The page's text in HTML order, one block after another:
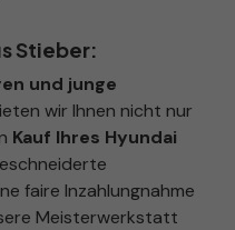
Stieber:
und junge
wir Ihnen nicht nur
Kauf Ihres Hyundai
faire Inzahlungnahme
Meisterwerkstatt